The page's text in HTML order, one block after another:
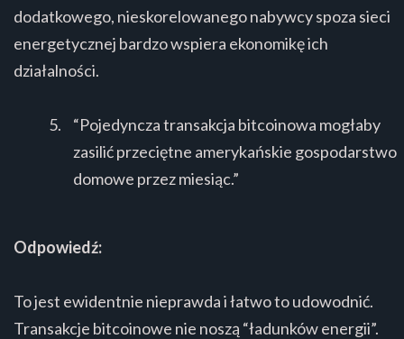
dodatkowego, nieskorelowanego nabywcy spoza sieci
energetycznej bardzo wspiera ekonomikę ich
działalności.
“Pojedyncza transakcja bitcoinowa mogłaby
zasilić przeciętne amerykańskie gospodarstwo
domowe przez miesiąc.”
Odpowiedź:
To jest ewidentnie nieprawda i łatwo to udowodnić.
Transakcje bitcoinowe nie noszą “ładunków energii”.